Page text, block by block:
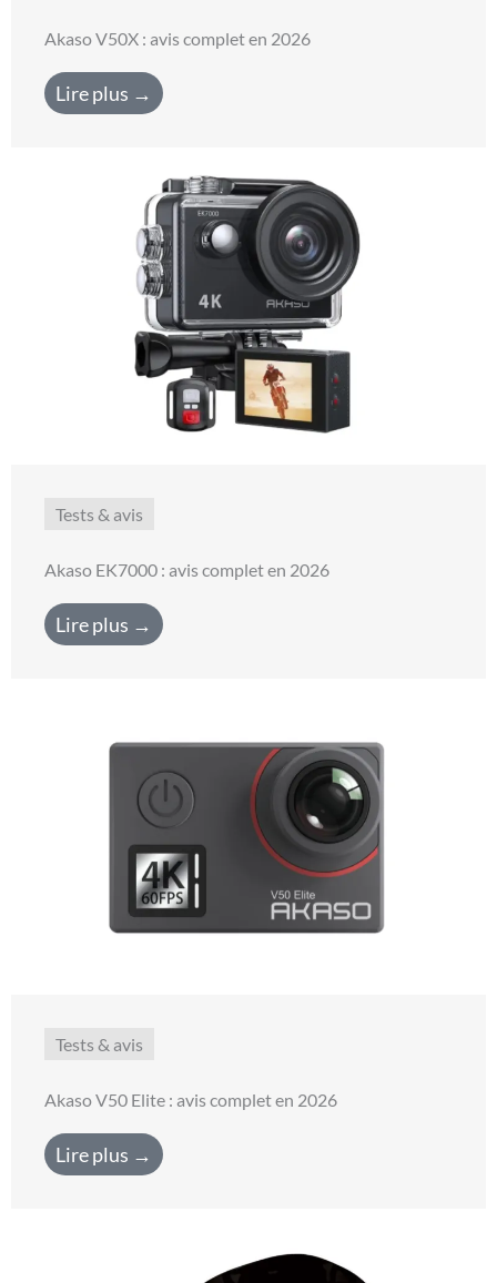
Akaso V50X : avis complet en 2026
Lire plus →
Tests & avis
Akaso EK7000 : avis complet en 2026
Lire plus →
Tests & avis
Akaso V50 Elite : avis complet en 2026
Lire plus →